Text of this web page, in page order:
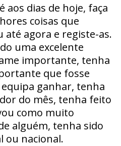
aos dias de hoje, faça
coisas que
agora e registe-as.
uma excelente
importante, tenha
que fosse
ganhar, tenha
do mês, tenha feito
como muito
alguém, tenha sido
ou nacional.